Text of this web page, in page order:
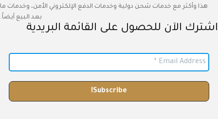
هذا وأكثر مع خدمات شحن دولية وخدمات الدفع الإلكتروني الأمن، وخدمات ما
بعد البيع أيضاً.
اشترك الآن للحصول على القائمة البريدية